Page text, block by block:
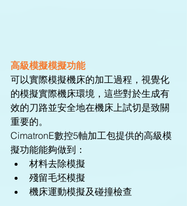
高級模擬模擬功能
可以實際模擬機床的加工過程，視覺化
的模擬實際機床環境，這些對於生成有
效的刀路並安全地在機床上試切是致關
重要的。
CimatronE數控5軸加工包提供的高級模
擬功能能夠做到：
材料去除模擬
殘留毛坯模擬
機床運動模擬及碰撞檢查